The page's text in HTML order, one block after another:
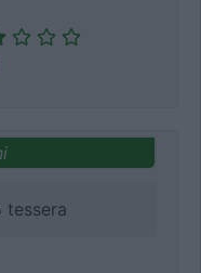
tessera